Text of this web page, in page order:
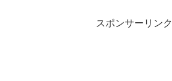
スポンサーリンク